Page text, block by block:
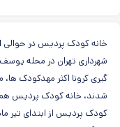
خانه کودک پردیس در حوالی
گیری کرونا اکثر مهدکودک
شدند، خانه کودک پردیس هم